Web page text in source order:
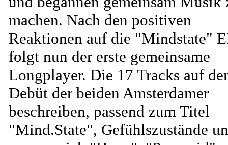
machen. Nach den positiven
Reaktionen auf die "Mindstate"
folgt nun der erste gemeinsame
Longplayer. Die 17 Tracks auf
Debüt der beiden Amsterdamer
beschreiben, passend zum Titel
"Mind.State", Gefühlszustände